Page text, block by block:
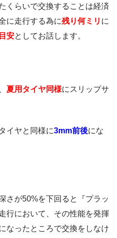
くらいで交換することは経済
に走行する為に残り何ミリ に
目安としてお話します。
夏用タイヤ同様にスリップサ
イヤと同様に3mm前後にな
さが50%を下回ると『プラッ
行において、その性能を発揮
なったところで交換をしなけ